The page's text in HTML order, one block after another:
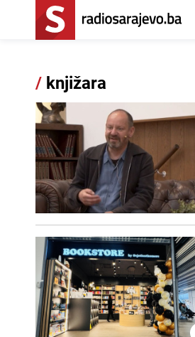
/ knjižara